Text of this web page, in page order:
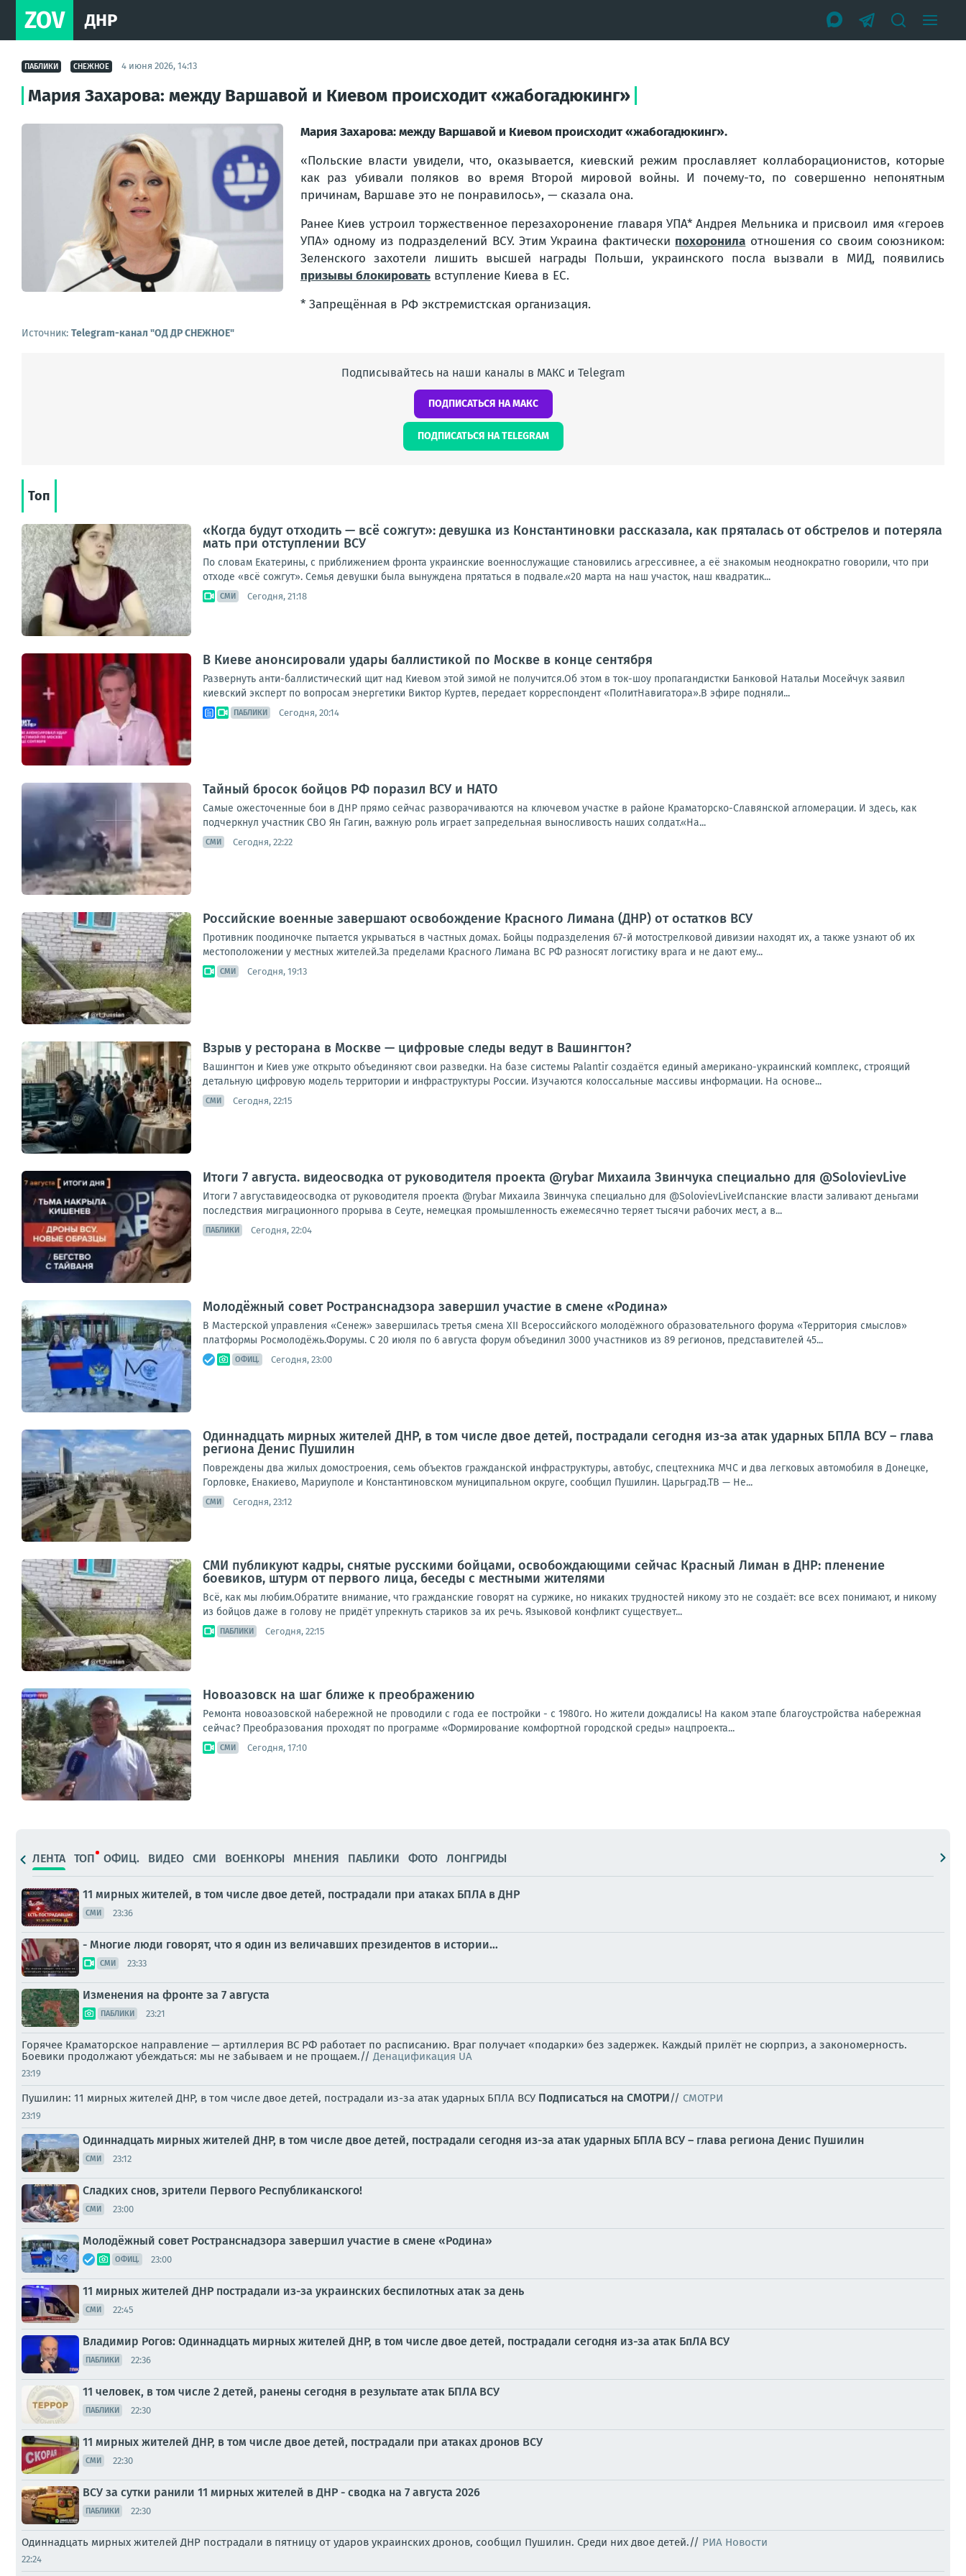
ZOV ДНР
ПАБЛИКИ СНЕЖНОЕ 4 июня 2026, 14:13
Мария Захарова: между Варшавой и Киевом происходит «жабогадюкинг»
Мария Захарова: между Варшавой и Киевом происходит «жабогадюкинг».
«Польские власти увидели, что, оказывается, киевский режим прославляет коллаборационистов, которые
как раз убивали поляков во время Второй мировой войны. И почему-то, по совершенно непонятным
причинам, Варшаве это не понравилось», — сказала она.
Ранее Киев устроил торжественное перезахоронение главаря УПА* Андрея Мельника и присвоил имя «героев
УПА» одному из подразделений ВСУ. Этим Украина фактически похоронила отношения со своим союзником:
Зеленского захотели лишить высшей награды Польши, украинского посла вызвали в МИД, появились
призывы блокировать вступление Киева в ЕС.
* Запрещённая в РФ экстремистская организация.
Источник: Telegram-канал "ОД ДР СНЕЖНОЕ"
Подписывайтесь на наши каналы в МАКС и Telegram
ПОДПИСАТЬСЯ НА МАКС
ПОДПИСАТЬСЯ НА TELEGRAM
Топ
«Когда будут отходить — всё сожгут»: девушка из Константиновки рассказала, как пряталась от обстрелов и потеряла
мать при отступлении ВСУ
По словам Екатерины, с приближением фронта украинские военнослужащие становились агрессивнее, а её знакомым неоднократно говорили, что при
отходе «всё сожгут». Семья девушки была вынуждена прятаться в подвале.«20 марта на наш участок, наш квадратик...
СМИ Сегодня, 21:18
В Киеве анонсировали удары баллистикой по Москве в конце сентября
Развернуть анти-баллистический щит над Киевом этой зимой не получится.Об этом в ток-шоу пропагандистки Банковой Натальи Мосейчук заявил
киевский эксперт по вопросам энергетики Виктор Куртев, передает корреспондент «ПолитНавигатора».В эфире подняли...
ПАБЛИКИ Сегодня, 20:14
Тайный бросок бойцов РФ поразил ВСУ и НАТО
Самые ожесточенные бои в ДНР прямо сейчас разворачиваются на ключевом участке в районе Краматорско-Славянской агломерации. И здесь, как
подчеркнул участник СВО Ян Гагин, важную роль играет запредельная выносливость наших солдат.«На...
СМИ Сегодня, 22:22
Российские военные завершают освобождение Красного Лимана (ДНР) от остатков ВСУ
Противник поодиночке пытается укрываться в частных домах. Бойцы подразделения 67-й мотострелковой дивизии находят их, а также узнают об их
местоположении у местных жителей.За пределами Красного Лимана ВС РФ разносят логистику врага и не дают ему...
СМИ Сегодня, 19:13
Взрыв у ресторана в Москве — цифровые следы ведут в Вашингтон?
Вашингтон и Киев уже открыто объединяют свои разведки. На базе системы Palantir создаётся единый американо-украинский комплекс, строящий
детальную цифровую модель территории и инфраструктуры России. Изучаются колоссальные массивы информации. На основе...
СМИ Сегодня, 22:15
Итоги 7 августа. видеосводка от руководителя проекта @rybar Михаила Звинчука специально для @SolovievLive
Итоги 7 августавидеосводка от руководителя проекта @rybar Михаила Звинчука специально для @SolovievLiveИспанские власти заливают деньгами
последствия миграционного прорыва в Сеуте, немецкая промышленность ежемесячно теряет тысячи рабочих мест, а в...
ПАБЛИКИ Сегодня, 22:04
Молодёжный совет Ространснадзора завершил участие в смене «Родина»
В Мастерской управления «Сенеж» завершилась третья смена XII Всероссийского молодёжного образовательного форума «Территория смыслов»
платформы Росмолодёжь.Форумы. С 20 июля по 6 августа форум объединил 3000 участников из 89 регионов, представителей 45...
ОФИЦ. Сегодня, 23:00
Одиннадцать мирных жителей ДНР, в том числе двое детей, пострадали сегодня из-за атак ударных БПЛА ВСУ – глава
региона Денис Пушилин
Повреждены два жилых домостроения, семь объектов гражданской инфраструктуры, автобус, спецтехника МЧС и два легковых автомобиля в Донецке,
Горловке, Енакиево, Мариуполе и Константиновском муниципальном округе, сообщил Пушилин. Царьград.ТВ — Не...
СМИ Сегодня, 23:12
СМИ публикуют кадры, снятые русскими бойцами, освобождающими сейчас Красный Лиман в ДНР: пленение
боевиков, штурм от первого лица, беседы с местными жителями
Всё, как мы любим.Обратите внимание, что гражданские говорят на суржике, но никаких трудностей никому это не создаёт: все всех понимают, и никому
из бойцов даже в голову не придёт упрекнуть стариков за их речь. Языковой конфликт существует...
ПАБЛИКИ Сегодня, 22:15
Новоазовск на шаг ближе к преображению
Ремонта новоазовской набережной не проводили с года ее постройки - с 1980го. Но жители дождались! На каком этапе благоустройства набережная
сейчас? Преобразования проходят по программе «Формирование комфортной городской среды» нацпроекта...
СМИ Сегодня, 17:10
ЛЕНТА ТОП ОФИЦ. ВИДЕО СМИ ВОЕНКОРЫ МНЕНИЯ ПАБЛИКИ ФОТО ЛОНГРИДЫ
11 мирных жителей, в том числе двое детей, пострадали при атаках БПЛА в ДНР
СМИ 23:36
- Многие люди говорят, что я один из величавших президентов в истории…
СМИ 23:33
Изменения на фронте за 7 августа
ПАБЛИКИ 23:21
Горячее Краматорское направление — артиллерия ВС РФ работает по расписанию. Враг получает «подарки» без задержек. Каждый прилёт не сюрприз, а закономерность.
Боевики продолжают убеждаться: мы не забываем и не прощаем.// Денацификация UA
23:19
Пушилин: 11 мирных жителей ДНР, в том числе двое детей, пострадали из-за атак ударных БПЛА ВСУ Подписаться на СМОТРИ// СМОТРИ
23:19
Одиннадцать мирных жителей ДНР, в том числе двое детей, пострадали сегодня из-за атак ударных БПЛА ВСУ – глава региона Денис Пушилин
СМИ 23:12
Сладких снов, зрители Первого Республиканского!
СМИ 23:00
Молодёжный совет Ространснадзора завершил участие в смене «Родина»
ОФИЦ. 23:00
11 мирных жителей ДНР пострадали из-за украинских беспилотных атак за день
СМИ 22:45
Владимир Рогов: Одиннадцать мирных жителей ДНР, в том числе двое детей, пострадали сегодня из-за атак БпЛА ВСУ
ПАБЛИКИ 22:36
11 человек, в том числе 2 детей, ранены сегодня в результате атак БПЛА ВСУ
ПАБЛИКИ 22:30
11 мирных жителей ДНР, в том числе двое детей, пострадали при атаках дронов ВСУ
СМИ 22:30
ВСУ за сутки ранили 11 мирных жителей в ДНР - сводка на 7 августа 2026
ПАБЛИКИ 22:30
Одиннадцать мирных жителей ДНР пострадали в пятницу от ударов украинских дронов, сообщил Пушилин. Среди них двое детей.// РИА Новости
22:24